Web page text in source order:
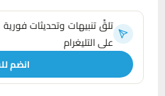
تلقَّ تنبيهات وتحديثات فورية
على التليغرام
انضم